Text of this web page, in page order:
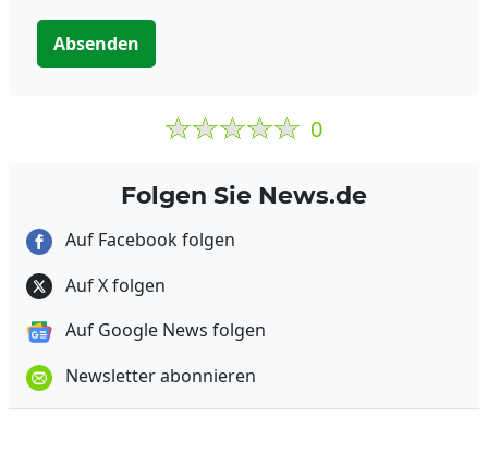
Absenden
0
Folgen Sie News.de
Auf Facebook folgen
Auf X folgen
Auf Google News folgen
Newsletter abonnieren